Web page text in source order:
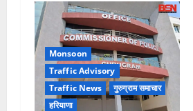
Monsoon
Traffic Advisory
Traffic News
गुरुग्राम समाचार
हरियाणा